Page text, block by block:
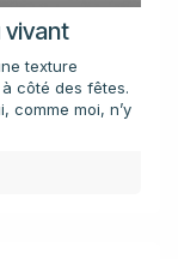
texture
côté des fêtes.
comme moi, n’y